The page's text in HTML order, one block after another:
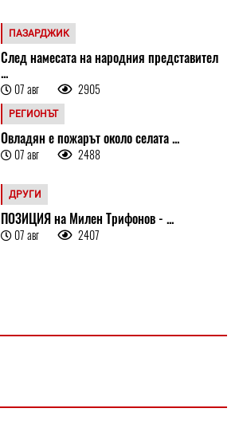
ПАЗАРДЖИК
След намесата на народния представител
...
07 авг 2905
РЕГИОНЪТ
Овладян е пожарът около селата ...
07 авг 2488
ДРУГИ
ПОЗИЦИЯ на Милен Трифонов - ...
07 авг 2407